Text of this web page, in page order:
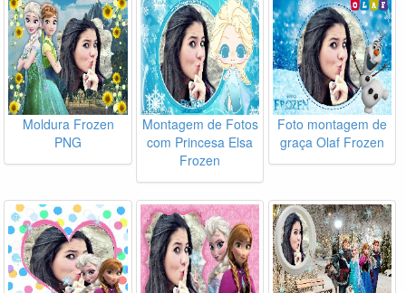
Moldura Frozen
PNG
Montagem de Fotos
com Princesa Elsa
Frozen
Foto montagem de
graça Olaf Frozen